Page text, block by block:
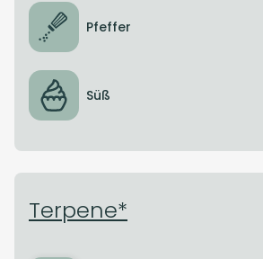
Pfeffer
Süß
Terpene*